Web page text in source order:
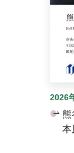
2026
本